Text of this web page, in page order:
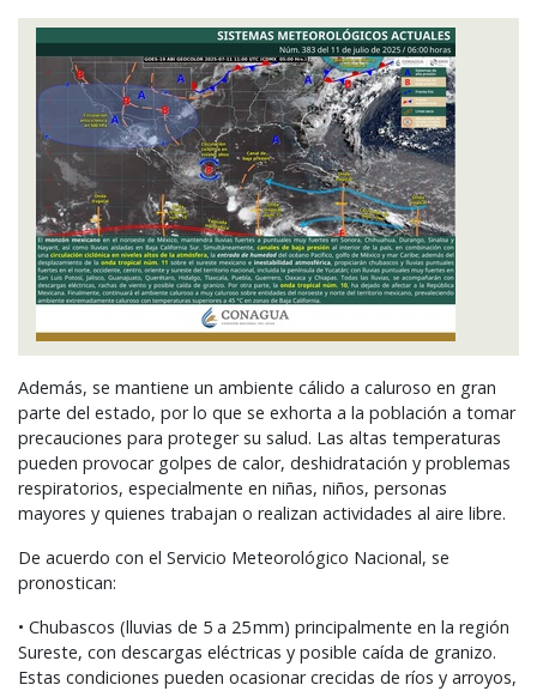
Además, se mantiene un ambiente cálido a caluroso en gran
parte del estado, por lo que se exhorta a la población a tomar
precauciones para proteger su salud. Las altas temperaturas
pueden provocar golpes de calor, deshidratación y problemas
respiratorios, especialmente en niñas, niños, personas
mayores y quienes trabajan o realizan actividades al aire libre.
De acuerdo con el Servicio Meteorológico Nacional, se
pronostican:
• Chubascos (lluvias de 5 a 25 mm) principalmente en la región
Sureste, con descargas eléctricas y posible caída de granizo.
Estas condiciones pueden ocasionar crecidas de ríos y arroyos,